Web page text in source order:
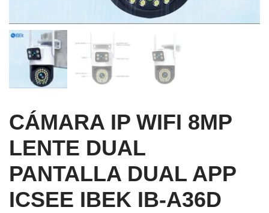
CÁMARA IP WIFI 8MP
LENTE DUAL
PANTALLA DUAL APP
ICSEE IBEK IB-A36D